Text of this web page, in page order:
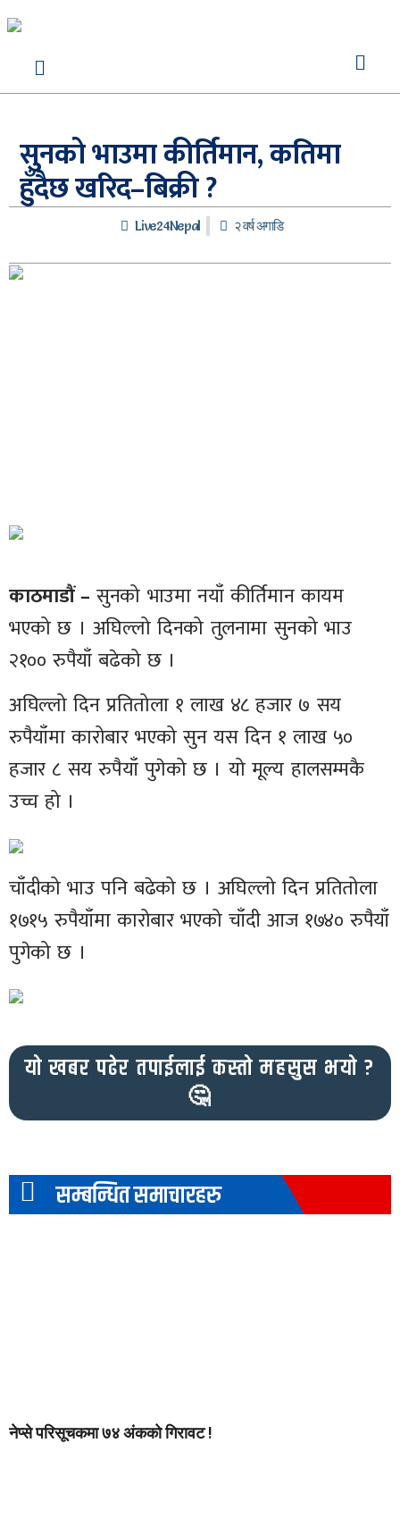
सुनको भाउमा कीर्तिमान, कतिमा
हुँदैछ खरिद–बिक्री ?
Live24Nepal २ वर्ष अगाडि
काठमाडौं –सुनको भाउमा नयाँ कीर्तिमान कायम
भएको छ । अघिल्लो दिनको तुलनामा सुनको भाउ
२१०० रुपैयाँ बढेको छ ।
अघिल्लो दिन प्रतितोला १ लाख ४८ हजार ७ सय
रुपैयाँमा कारोबार भएको सुन यस दिन १ लाख ५०
हजार ८ सय रुपैयाँ पुगेको छ । यो मूल्य हालसम्मकै
उच्च हो ।
चाँदीको भाउ पनि बढेको छ । अघिल्लो दिन प्रतितोला
१७१५ रुपैयाँमा कारोबार भएको चाँदी आज १७४० रुपैयाँ
पुगेको छ ।
यो खबर पढेर तपाईलाई कस्तो महसुस भयो ?
🤔
सम्बन्धित समाचारहरु
नेप्से परिसूचकमा ७४ अंकको गिरावट !